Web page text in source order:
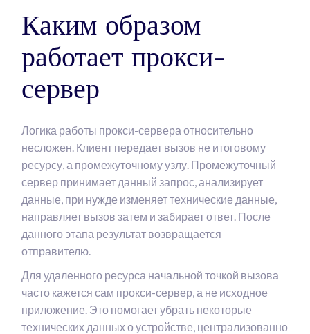
Каким образом
работает прокси-
сервер
Логика работы прокси-сервера относительно
несложен. Клиент передает вызов не итоговому
ресурсу, а промежуточному узлу. Промежуточный
сервер принимает данный запрос, анализирует
данные, при нужде изменяет технические данные,
направляет вызов затем и забирает ответ. После
данного этапа результат возвращается
отправителю.
Для удаленного ресурса начальной точкой вызова
часто кажется сам прокси-сервер, а не исходное
приложение. Это помогает убрать некоторые
технических данных о устройстве, централизованно